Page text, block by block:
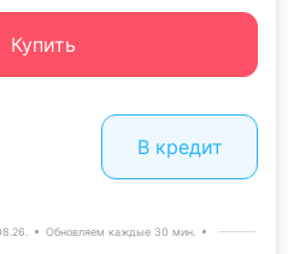
Купить
В кредит
Обновляем каждые 30 мин.